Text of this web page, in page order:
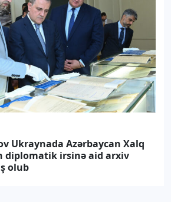
Ukraynada Azərbaycan Xalq
diplomatik irsinə aid arxiv
olub